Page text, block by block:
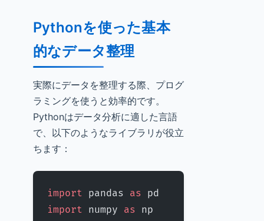
Pythonを使った基本
的なデータ整理
実際にデータを整理する際、プログ
ラミングを使うと効率的です。
Pythonはデータ分析に適した言語
で、以下のようなライブラリが役立
ちます：
import pandas as pd
import numpy as np